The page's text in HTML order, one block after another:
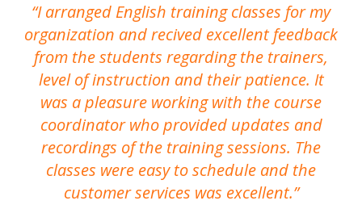
I arranged English training classes for my
organization and recived excellent feedback
from the students regarding the trainers,
level of instruction and their patience. It
was a pleasure working with the course
coordinator who provided updates and
recordings of the training sessions. The
classes were easy to schedule and the
customer services was excellent.